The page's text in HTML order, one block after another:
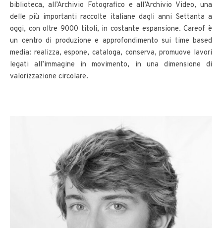
biblioteca, all’Archivio Fotografico e all’Archivio Video, una
delle più importanti raccolte italiane dagli anni Settanta a
oggi, con oltre 9000 titoli, in costante espansione. Careof è
un centro di produzione e approfondimento sui time based
media: realizza, espone, cataloga, conserva, promuove lavori
legati all’immagine in movimento, in una dimensione di
valorizzazione circolare.